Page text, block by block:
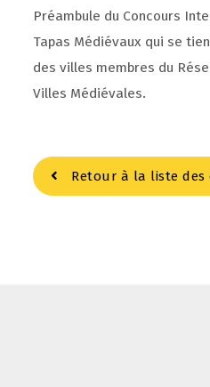
Préambule du Concours
Tapas Médiévaux qui se
des villes membres du
Villes Médiévales.
Retour à la liste des